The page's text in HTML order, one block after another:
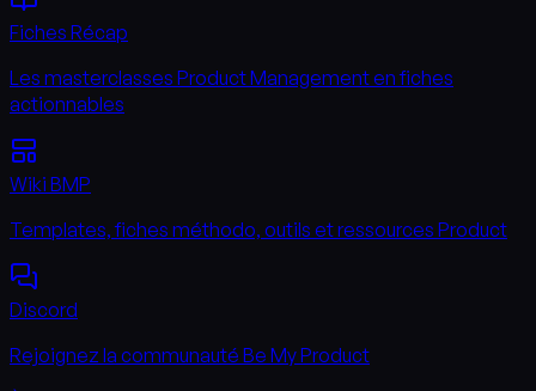
Fiches Récap
Les masterclasses Product Management en fiches
actionnables
Wiki BMP
Templates, fiches méthodo, outils et ressources Product
Discord
Rejoignez la communauté Be My Product